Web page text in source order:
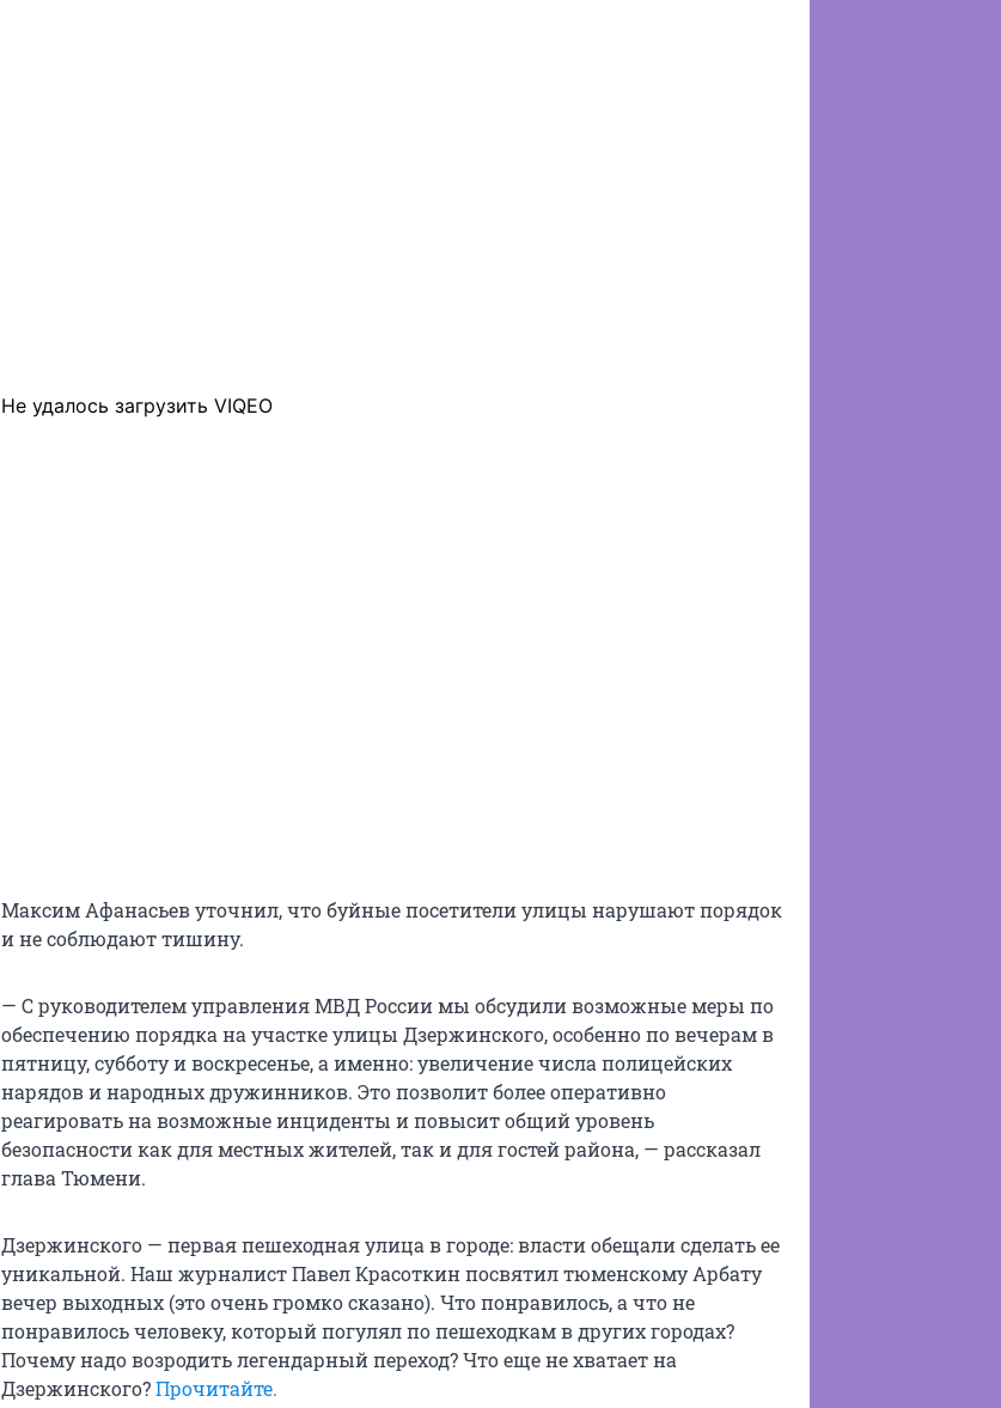
Не удалось загрузить VIQEO
Максим Афанасьев уточнил, что буйные посетители улицы нарушают порядок
и не соблюдают тишину.
— С руководителем управления МВД России мы обсудили возможные меры по
обеспечению порядка на участке улицы Дзержинского, особенно по вечерам в
пятницу, субботу и воскресенье, а именно: увеличение числа полицейских
нарядов и народных дружинников. Это позволит более оперативно
реагировать на возможные инциденты и повысит общий уровень
безопасности как для местных жителей, так и для гостей района, — рассказал
глава Тюмени.
Дзержинского — первая пешеходная улица в городе: власти обещали сделать ее
уникальной. Наш журналист Павел Красоткин посвятил тюменскому Арбату
вечер выходных (это очень громко сказано). Что понравилось, а что не
понравилось человеку, который погулял по пешеходкам в других городах?
Почему надо возродить легендарный переход? Что еще не хватает на
Дзержинского?Прочитайте.